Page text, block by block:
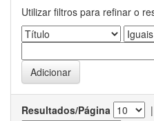
Utilizar filtros para refinar o
Resultados/Página |